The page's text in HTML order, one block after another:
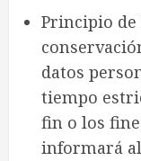
Principio
datos
tiempo
fin o los
informará